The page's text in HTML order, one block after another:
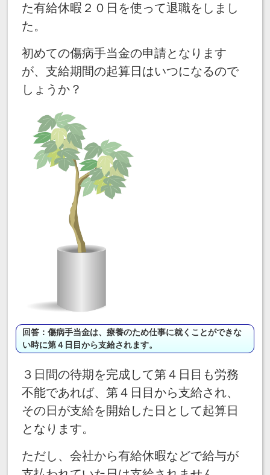
た有給休暇２０日を使って退職をしまし
た。
初めての傷病手当金の申請となります
が、支給期間の起算日はいつになるので
しょうか？
回答：傷病手当金は、療養のため仕事に就くことができな
い時に第４日目から支給されます。
３日間の待期を完成して第４日目も労務
不能であれば、第４日目から支給され、
その日が支給を開始した日として起算日
となります。
ただし、会社から有給休暇などで給与が